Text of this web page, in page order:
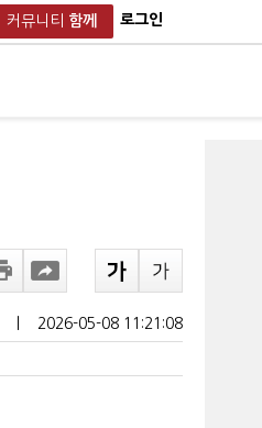
커뮤니티 함께 로그인
2026-05-08 11:21:08